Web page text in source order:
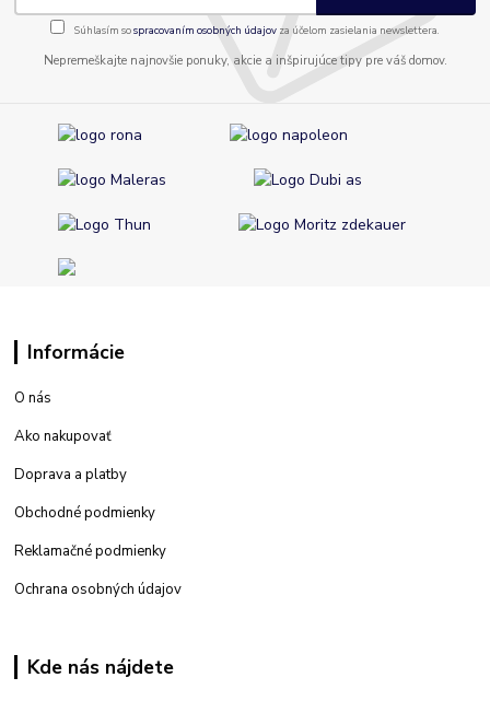
Súhlasím sospracovaním osobných údajov za účelom zasielania newslettera.
Nepremeškajte najnovšie ponuky, akcie a inšpirujúce tipy pre váš domov.
Informácie
O nás
Ako nakupovať
Doprava a platby
Obchodné podmienky
Reklamačné podmienky
Ochrana osobných údajov
Kde nás nájdete